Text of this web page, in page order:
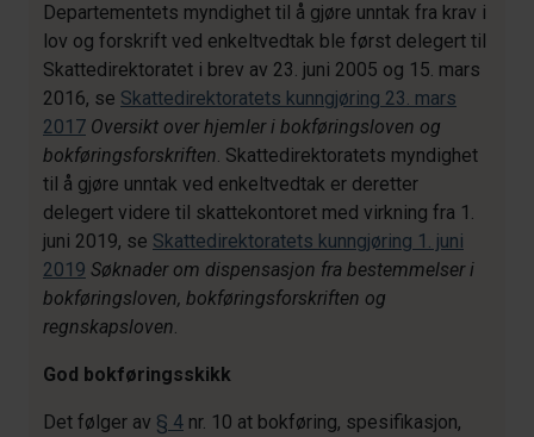
Departementets myndighet til å gjøre unntak fra krav i
lov og forskrift ved enkeltvedtak ble først delegert til
Skattedirektoratet i brev av 23. juni 2005 og 15. mars
2016, se Skattedirektoratets kunngjøring 23. mars
2017 Oversikt over hjemler i bokføringsloven og
bokføringsforskriften. Skattedirektoratets myndighet
til å gjøre unntak ved enkeltvedtak er deretter
delegert videre til skattekontoret med virkning fra 1.
juni 2019, se Skattedirektoratets kunngjøring 1. juni
2019 Søknader om dispensasjon fra bestemmelser i
bokføringsloven, bokføringsforskriften og
regnskapsloven.
God bokføringsskikk
Det følger av § 4 nr. 10 at bokføring, spesifikasjon,